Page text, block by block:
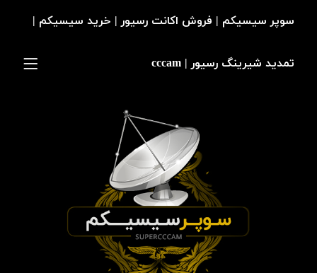
سوپر سیسیکم | فروش اکانت رسیور | خرید سیسیکم |
تمدید شیرینگ رسیور | cccam